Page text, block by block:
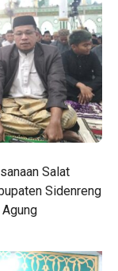
Salat
Sidenreng